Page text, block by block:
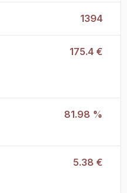
1394
175.4 €
81.98 %
5.38 €